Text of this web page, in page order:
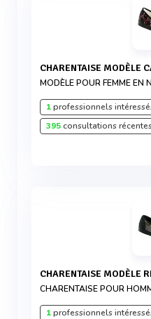
CHARENTAISE MODÈLE
MODÈLE POUR FEMME EN
1professionnels
395consultations
CHARENTAISE MODÈLE
CHARENTAISE POUR
1professionnels